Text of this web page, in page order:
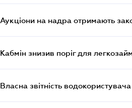
Аукціони на надра отримають
Кабмін знизив поріг для
Власна звітність